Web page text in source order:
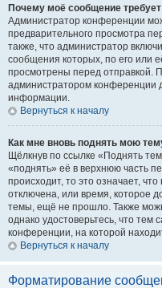
Почему моё сообщение
Администратор конференции
предварительного просмотра
также, что администратор
сообщения которых, по его или
просмотрены перед отправкой.
администратором конференции
информации.
Вернуться к началу
Как мне вновь поднять мою
Щёлкнув по ссылке «Поднять
«поднять» её в верхнюю часть
происходит, то это означает,
отключена, или время, которое
темы, ещё не прошло. Также
однако удостоверьтесь, что
конференции, на которой
Вернуться к началу
Форматирование